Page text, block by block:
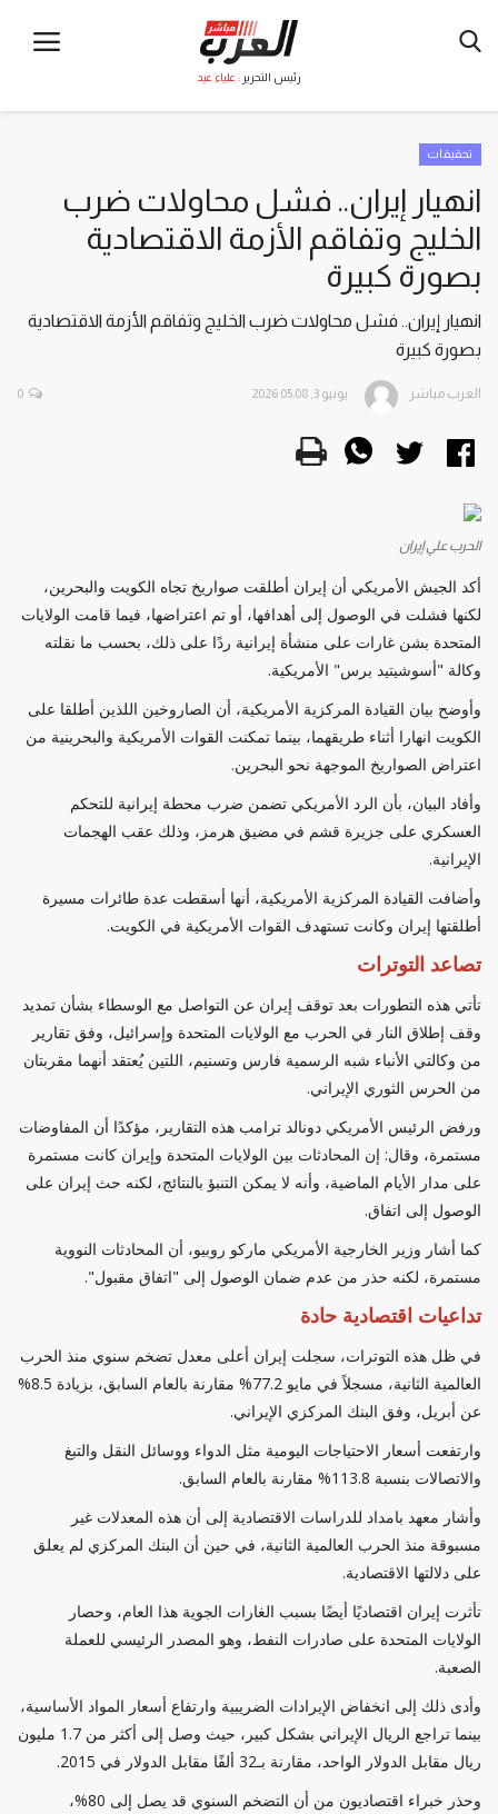
رئيس التحرير : علياء عيد
تحقيقات
انهيار إيران.. فشل محاولات ضرب
الخليج وتفاقم الأزمة الاقتصادية
بصورة كبيرة
انهيار إيران.. فشل محاولات ضرب الخليج وتفاقم الأزمة الاقتصادية
بصورة كبيرة
العرب مباشر يونيو 3, 2026 05:08 0
الحرب علي إيران
أكد الجيش الأمريكي أن إيران أطلقت صواريخ تجاه الكويت والبحرين،
لكنها فشلت في الوصول إلى أهدافها، أو تم اعتراضها، فيما قامت الولايات
المتحدة بشن غارات على منشأة إيرانية ردًا على ذلك، بحسب ما نقلته
وكالة "أسوشيتيد برس" الأمريكية.
وأوضح بيان القيادة المركزية الأمريكية، أن الصاروخين اللذين أطلقا على
الكويت انهارا أثناء طريقهما، بينما تمكنت القوات الأمريكية والبحرينية من
اعتراض الصواريخ الموجهة نحو البحرين.
وأفاد البيان، بأن الرد الأمريكي تضمن ضرب محطة إيرانية للتحكم
العسكري على جزيرة قشم في مضيق هرمز، وذلك عقب الهجمات
الإيرانية.
وأضافت القيادة المركزية الأمريكية، أنها أسقطت عدة طائرات مسيرة
أطلقتها إيران وكانت تستهدف القوات الأمريكية في الكويت.
تصاعد التوترات
تأتي هذه التطورات بعد توقف إيران عن التواصل مع الوسطاء بشأن تمديد
وقف إطلاق النار في الحرب مع الولايات المتحدة وإسرائيل، وفق تقارير
من وكالتي الأنباء شبه الرسمية فارس وتسنيم، اللتين يُعتقد أنهما مقربتان
من الحرس الثوري الإيراني.
ورفض الرئيس الأمريكي دونالد ترامب هذه التقارير، مؤكدًا أن المفاوضات
مستمرة، وقال: إن المحادثات بين الولايات المتحدة وإيران كانت مستمرة
على مدار الأيام الماضية، وأنه لا يمكن التنبؤ بالنتائج، لكنه حث إيران على
الوصول إلى اتفاق.
كما أشار وزير الخارجية الأمريكي ماركو روبيو، أن المحادثات النووية
مستمرة، لكنه حذر من عدم ضمان الوصول إلى "اتفاق مقبول".
تداعيات اقتصادية حادة
في ظل هذه التوترات، سجلت إيران أعلى معدل تضخم سنوي منذ الحرب
العالمية الثانية، مسجلاً في مايو 77.2% مقارنة بالعام السابق، بزيادة 8.5%
عن أبريل، وفق البنك المركزي الإيراني.
وارتفعت أسعار الاحتياجات اليومية مثل الدواء ووسائل النقل والتبغ
والاتصالات بنسبة 113.8% مقارنة بالعام السابق.
وأشار معهد بامداد للدراسات الاقتصادية إلى أن هذه المعدلات غير
مسبوقة منذ الحرب العالمية الثانية، في حين أن البنك المركزي لم يعلق
على دلالتها الاقتصادية.
تأثرت إيران اقتصاديًا أيضًا بسبب الغارات الجوية هذا العام، وحصار
الولايات المتحدة على صادرات النفط، وهو المصدر الرئيسي للعملة
الصعبة.
وأدى ذلك إلى انخفاض الإيرادات الضريبية وارتفاع أسعار المواد الأساسية،
بينما تراجع الريال الإيراني بشكل كبير، حيث وصل إلى أكثر من 1.7 مليون
ريال مقابل الدولار الواحد، مقارنة بـ32 ألفًا مقابل الدولار في 2015.
وحذر خبراء اقتصاديون من أن التضخم السنوي قد يصل إلى 80%،